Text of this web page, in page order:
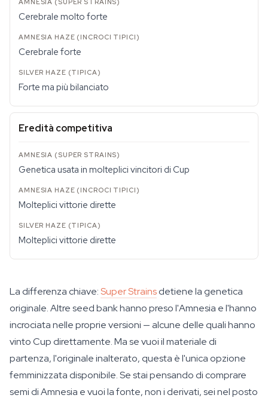
Cerebrale molto forte
Cerebrale forte
Forte ma più bilanciato
Eredità competitiva
Genetica usata in molteplici vincitori di Cup
Molteplici vittorie dirette
Molteplici vittorie dirette
La differenza chiave:Super Strainsdetiene la genetica
originale. Altre seed bank hanno preso l'Amnesia e l'hanno
incrociata nelle proprie versioni — alcune delle quali hanno
vinto Cup direttamente. Ma se vuoi il materiale di
partenza, l'originale inalterato, questa è l'unica opzione
femminizzata disponibile. Se stai pensando di comprare
semi di Amnesia e vuoi la fonte, non i derivati, sei nel posto